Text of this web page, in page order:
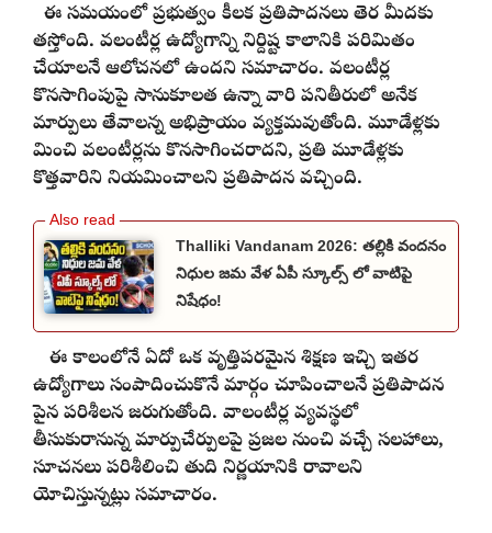
ఈ సమయంలో ప్రభుత్వం కీలక ప్రతిపాదనలు తెర మీదకు
తస్తోంది. వలంటీర్ల ఉద్యోగాన్ని నిర్దిష్ట కాలానికి పరిమితం
చేయాలనే ఆలోచనలో ఉందని సమాచారం. వలంటీర్ల
కొనసాగింపుపై సానుకూలత ఉన్నా వారి పనితీరులో అనేక
మార్పులు తేవాలన్న అభిప్రాయం వ్యక్తమవుతోంది. మూడేళ్లకు
మించి వలంటీర్లను కొనసాగించరాదని, ప్రతి మూడేళ్లకు
కొత్తవారిని నియమించాలని ప్రతిపాదన వచ్చింది.
Thalliki Vandanam 2026: తల్లికి వందనం
నిధుల జమ వేళ ఏపీ స్కూల్స్ లో వాటిపై
నిషేధం!
ఈ కాలంలోనే ఏదో ఒక వృత్తిపరమైన శిక్షణ ఇచ్చి ఇతర
ఉద్యోగాలు సంపాదించుకొనే మార్గం చూపించాలనే ప్రతిపాదన
పైన పరిశీలన జరుగుతోంది. వాలంటీర్ల వ్యవస్థలో
తీసుకురానున్న మార్పుచేర్పులపై ప్రజల నుంచి వచ్చే సలహాలు,
సూచనలు పరిశీలించి తుది నిర్ణయానికి రావాలని
యోచిస్తున్నట్లు సమాచారం.